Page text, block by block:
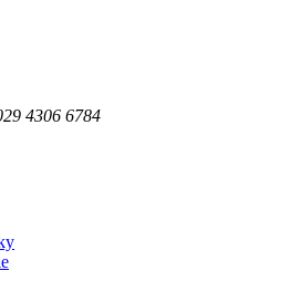
4306 6784